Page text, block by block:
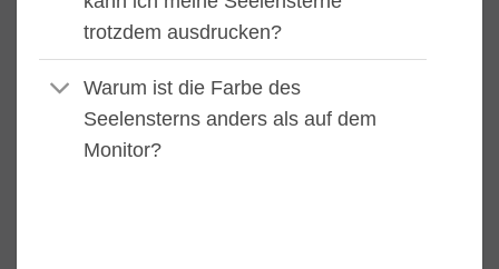
trotzdem ausdrucken?
Warum ist die Farbe des
Seelensterns anders als auf dem
Monitor?